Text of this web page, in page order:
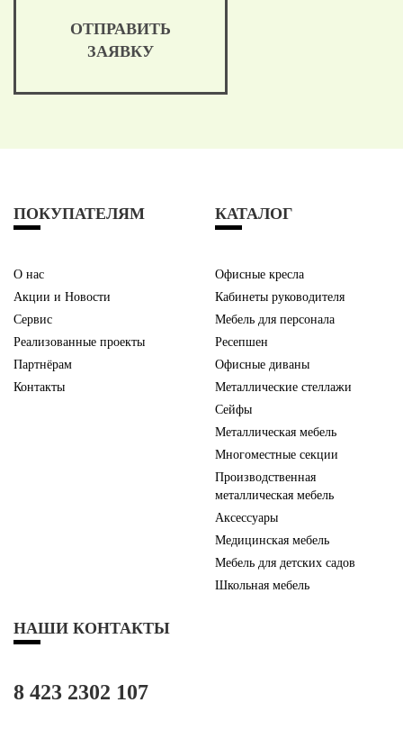
ОТПРАВИТЬ
ЗАЯВКУ
ПОКУПАТЕЛЯМ
О нас
Акции и Новости
Сервис
Реализованные проекты
Партнёрам
Контакты
КАТАЛОГ
Офисные кресла
Кабинеты руководителя
Мебель для персонала
Ресепшен
Офисные диваны
Металлические стеллажи
Сейфы
Металлическая мебель
Многоместные секции
Производственная
металлическая мебель
Аксессуары
Медицинская мебель
Мебель для детских садов
Школьная мебель
НАШИ КОНТАКТЫ
8 423 2302 107